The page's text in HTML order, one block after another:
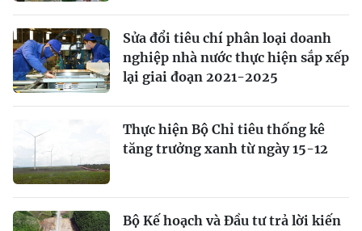
Sửa đổi tiêu chí phân loại doanh
nghiệp nhà nước thực hiện sắp xếp
lại giai đoạn 2021-2025
Thực hiện Bộ Chỉ tiêu thống kê
tăng trưởng xanh từ ngày 15-12
Bộ Kế hoạch và Đầu tư trả lời kiến